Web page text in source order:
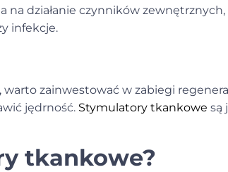
na działanie czynników
infekcje.
zainwestować w zabiegi
jędrność. Stymulatory tkankowe są
tkankowe?